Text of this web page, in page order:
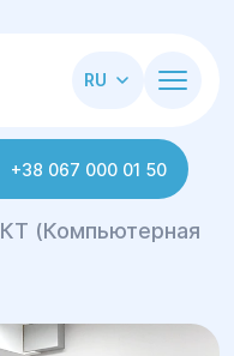
RU
+38 067 000 01 50
КТ (Компьютерная